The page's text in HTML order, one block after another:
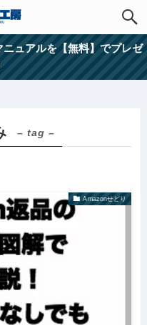
ュアルを【無料】でプレゼ
– tag –
Amazonせどり